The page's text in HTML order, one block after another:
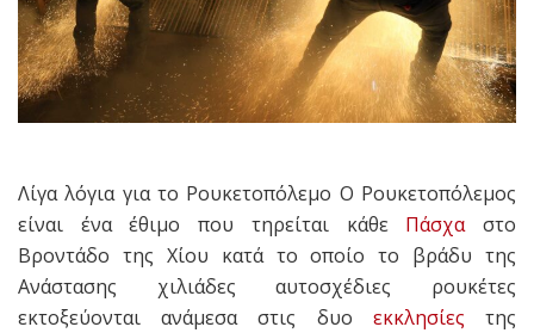
Λίγα λόγια για το Ρουκετοπόλεμο Ο Ρουκετοπόλεμος
είναι ένα έθιμο που τηρείται κάθε Πάσχαστο
Βροντάδο της Χίου κατά το οποίο το βράδυ της
Ανάστασης χιλιάδες αυτοσχέδιες ρουκέτες
εκτοξεύονται ανάμεσα στις δυο εκκλησίες της